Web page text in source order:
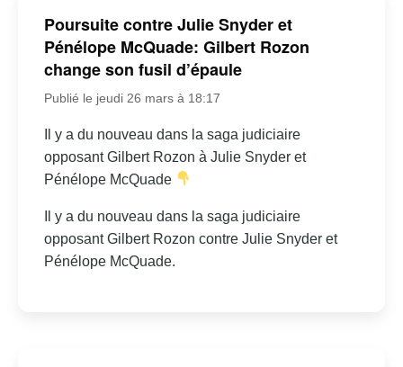
Poursuite contre Julie Snyder et
Pénélope McQuade: Gilbert Rozon
change son fusil d’épaule
Publié le jeudi 26 mars à 18:17
Il y a du nouveau dans la saga judiciaire
opposant Gilbert Rozon à Julie Snyder et
Pénélope McQuade
Il y a du nouveau dans la saga judiciaire
opposant Gilbert Rozon contre Julie Snyder et
Pénélope McQuade.